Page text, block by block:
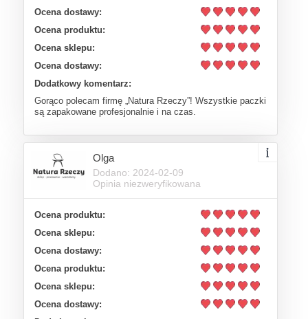
Ocena dostawy:
Ocena produktu:
Ocena sklepu:
Ocena dostawy:
Dodatkowy komentarz:
Gorąco polecam firmę „Natura Rzeczy”! Wszystkie paczki
są zapakowane profesjonalnie i na czas.
Olga
Dodano: 2024-02-09
Opinia niezweryfikowana
Ocena produktu:
Ocena sklepu:
Ocena dostawy:
Ocena produktu:
Ocena sklepu:
Ocena dostawy: